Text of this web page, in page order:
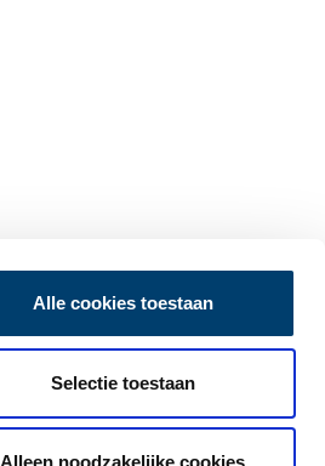
Alle cookies toestaan
Selectie toestaan
Alleen noodzakelijke cookies